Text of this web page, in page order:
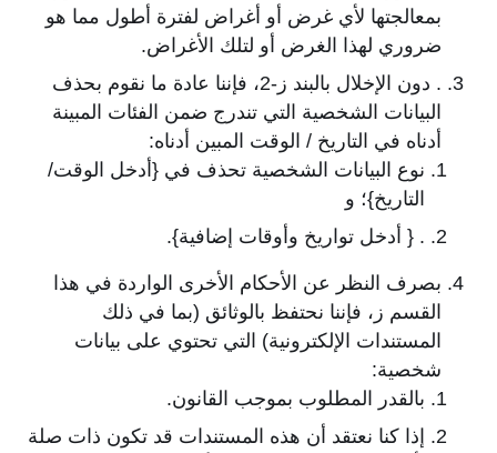
بمعالجتها لأي غرض أو أغراض لفترة أطول مما هو
ضروري لهذا الغرض أو لتلك الأغراض.
. دون الإخلال بالبند ز-2، فإننا عادة ما نقوم بحذف
البيانات الشخصية التي تندرج ضمن الفئات المبينة
أدناه في التاريخ / الوقت المبين أدناه:
نوع البيانات الشخصية تحذف في {أدخل الوقت/
التاريخ}؛ و
. { أدخل تواريخ وأوقات إضافية}.
بصرف النظر عن الأحكام الأخرى الواردة في هذا
القسم ز، فإننا نحتفظ بالوثائق (بما في ذلك
المستندات الإلكترونية) التي تحتوي على بيانات
شخصية:
بالقدر المطلوب بموجب القانون.
إذا كنا نعتقد أن هذه المستندات قد تكون ذات صلة